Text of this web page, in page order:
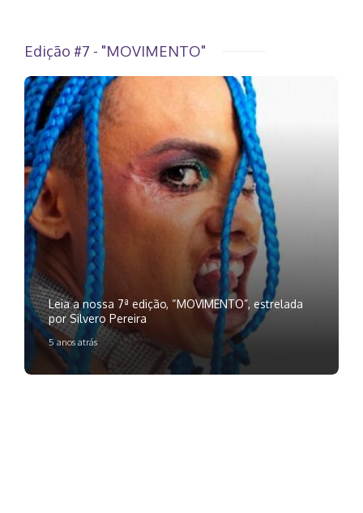
Edição #7 - "MOVIMENTO"
Leia a nossa 7ª edição, “MOVIMENTO”, estrelada
por Silvero Pereira
5 anos atrás